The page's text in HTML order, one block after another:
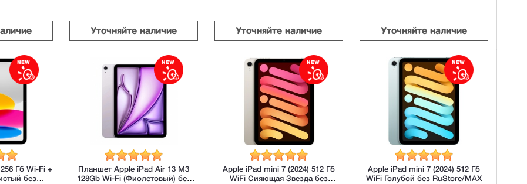
Уточняйте наличие Уточняйте наличие Уточняйте наличие
Гб Wi-Fi +
без
Планшет Apple iPad Air 13 M3
128Gb Wi-Fi (Фиолетовый) без
Apple iPad mini 7 (2024) 512 Гб
WiFi Сияющая Звезда без
Apple iPad mini 7 (2024) 512 Гб
WiFi Голубой без RuStore/MAX